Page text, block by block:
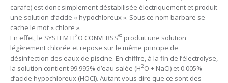
carafe) est donc simplement déstabilisée électriquement et produit
une solution d’acide « hypochloreux ». Sous ce nom barbare se
cache le mot « chlore ».
En effet, le SYSTEM H2O CONVERSS©produit une solution
légèrement chlorée et repose sur le même principe de
désinfection des eaux de piscine. En chiffre, à la fin de l’électrolyse,
la solution contient 99.995% d’eau salée (H2O + NaCl) et 0.005%
d’acide hypochloreux (HOCl). Autant vous dire que ce sont des